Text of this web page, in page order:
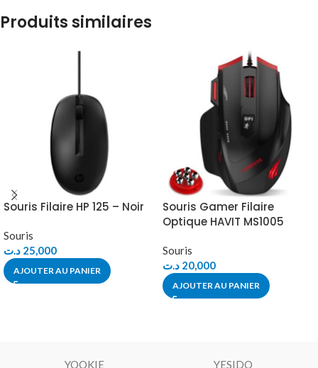
Produits similaires
Souris Filaire HP 125 – Noir
Souris
25,000 د.ت
AJOUTER AU PANIER
Souris Gamer Filaire
Optique HAVIT MS1005
Souris
20,000 د.ت
AJOUTER AU PANIER
YOOKIE YESIDO